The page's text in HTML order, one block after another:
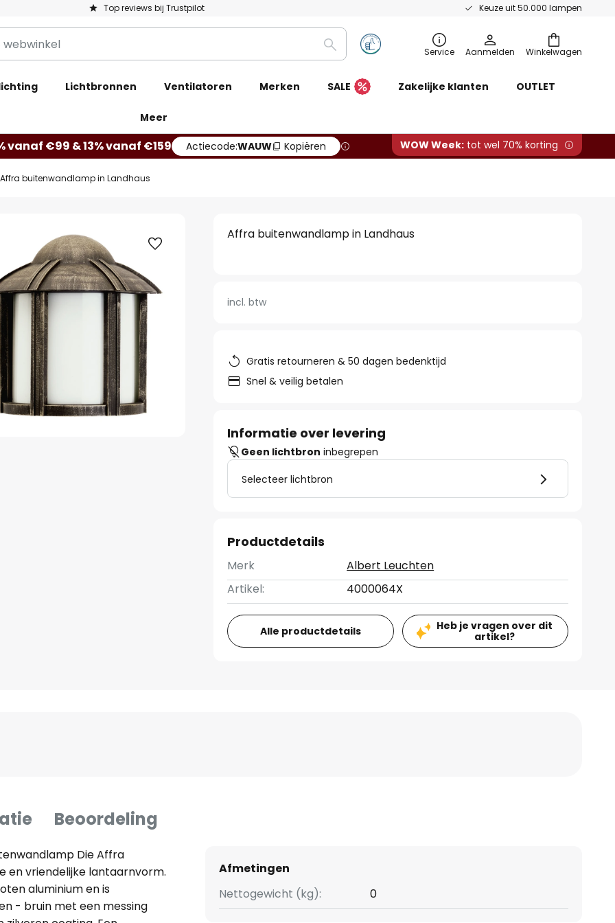
Top reviews bij Trustpilot Keuze uit 50.000 lampen
Winkelwagen
Zoeken Service Aanmelden
Lichtbronnen Ventilatoren Merken SALE Zakelijke klanten OUTLET
Meer
vanaf €99 & 13% vanaf €159 Actiecode:WAUW Kopiëren WOW Week: tot wel 70% korting
Affra buitenwandlamp in Landhaus
Affra buitenwandlamp in Landhaus
incl. btw
Gratis retourneren & 50 dagen bedenktijd
Snel & veilig betalen
Informatie over levering
Geen lichtbron inbegrepen
Selecteer lichtbron
Productdetails
Merk
Albert Leuchten
Artikel:
4000064X
Alle productdetails
Heb je vragen over dit
artikel?
Beoordeling
Die Affra
en vriendelijke lantaarnvorm.
aluminium en is
- bruin met een messing
Afmetingen
Nettogewicht (kg):
0